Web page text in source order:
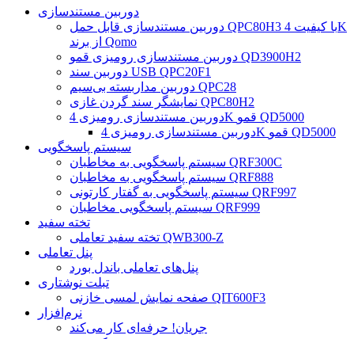
دوربین مستندسازی
دوربین مستندسازی قابل حمل QPC80H3 با کیفیت 4K
از برند Qomo
دوربین مستندسازی رومیزی قمو QD3900H2
دوربین سند USB QPC20F1
دوربین مداربسته بی‌سیم QPC28
نمایشگر سند گردن غازی QPC80H2
دوربین مستندسازی رومیزی 4K قمو QD5000
دوربین مستندسازی رومیزی 4K قمو QD5000
سیستم پاسخگویی
سیستم پاسخگویی به مخاطبان QRF300C
سیستم پاسخگویی به مخاطبان QRF888
سیستم پاسخگویی به گفتار کارتونی QRF997
سیستم پاسخگویی مخاطبان QRF999
تخته سفید
تخته سفید تعاملی QWB300-Z
پنل تعاملی
پنل‌های تعاملی باندل بورد
تبلت نوشتاری
صفحه نمایش لمسی خازنی QIT600F3
نرم‌افزار
جریان! حرفه‌ای کار می‌کند